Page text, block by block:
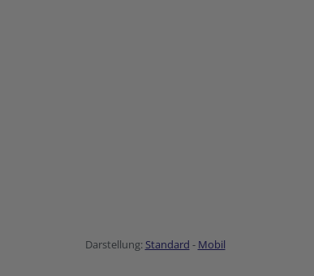
Darstellung: Standard - Mobil